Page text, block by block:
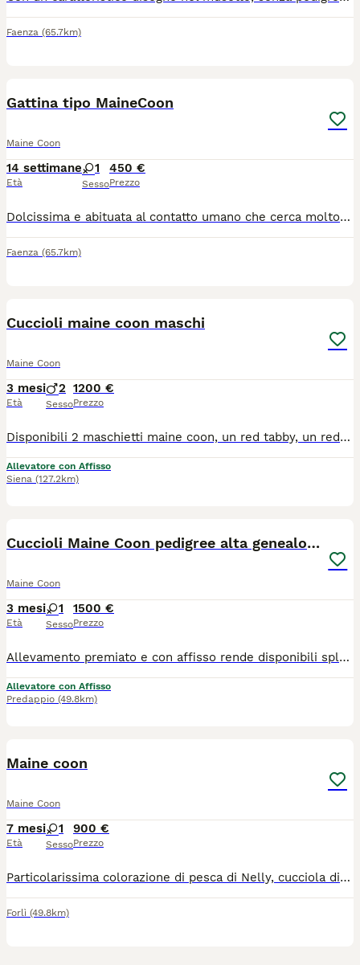
Faenza (65.7km)
Gattina tipo MaineCoon
Maine Coon
14 settimane
Età
1
Sesso
450 €
Prezzo
Dolcissima e abituata al contatto umano che cerca molto attivamente, senza pedigree perché la madre non ne è dotata ma il padre si ( campione con pedigree di 14 Kg ) . Abituata alla lettiera. Potete chiamare o scrivere a WhatsApp
Faenza (65.7km)
Cuccioli maine coon maschi
Maine Coon
3 mesi
Età
2
Sesso
1200 €
Prezzo
Disponibili 2 maschietti maine coon, un red tabby, un red and white. I cuccioli verranno ceduti al compimento delle 14 settimane di età, sverminati, vaccinati, chip, passaggio di proprietà del chip, pedigree Anfi. A corredo vengono consegnati test genetici e ecocardiografici dei genitori, kit partenza cucciolo, contratto di cessione con obbligo di sterilizzazione entro 6 mesi di vita, regolare fattura. Siamo a siena. Allevamento Elinor Woods
Allevatore con Affisso
Siena (127.2km)
Cuccioli Maine Coon pedigree alta genealogia
Maine Coon
3 mesi
Età
1
Sesso
1500 €
Prezzo
Allevamento premiato e con affisso rende disponibili splendidi cuccioli di Maine Coon che cercano famiglie da amare per tutta la vita! Raggiungeranno le nuove case con pedigree, libretto sanitario con vaccinazioni complete e microchip. Figli di Campionessa. Genealogia sana e con analisi complete per Fiv, Felv, Hcm, Ecocardio, PKD e PkDef. Nati il 14 aprile, saranno ritirabili dal 14 luglio, prenotabili da subito, possono essere ritirati anche dopo le vacanze estive.
Allevatore con Affisso
Predappio (49.8km)
Maine coon
Maine Coon
7 mesi
Età
1
Sesso
900 €
Prezzo
Particolarissima colorazione di pesca di Nelly, cucciola di gravissima stazza che non tutti posseggono..! È dolcissima, fa continuamente le fusa, ti fa le coccole e ti segue ovunque, è giocherellona, molto buona, non graffia. Adatta ai bambini, agli altri animali di casa. Ha pedigree Anfi. Siamo a Pesaro ma arriviamo fino a Roma.
Forlì (49.8km)